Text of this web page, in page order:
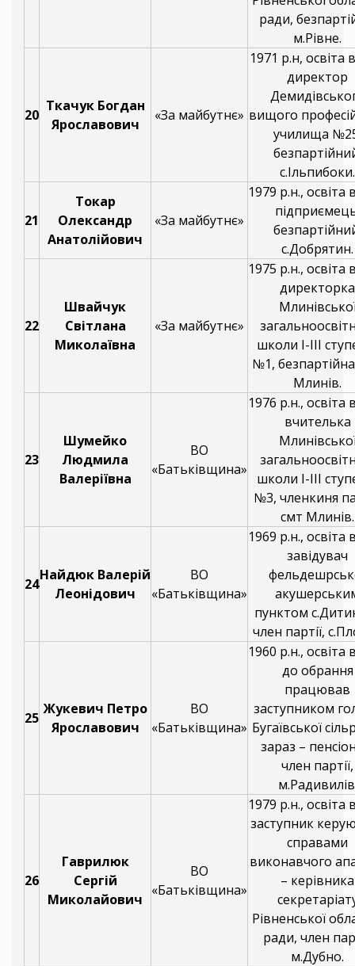
ради,
м.Рівне.
20
Ткачук Богдан
Ярославович
«За майбутнє»
1971 р.н, освіта
директор
вищого
училища
с.Ільпибоки.
21
Токар
Олександр
Анатолійович
«За майбутнє»
1979 р.н.,
с.Добрятин.
22
Швайчук
Світлана
Миколаївна
«За майбутнє»
1975 р.н.,
директорка
школи І-ІІІ
№1,
Млинів.
23
Шумейко
Людмила
Валеріївна
ВО
«Батьківщина»
1976 р.н.,
вчителька
школи І-ІІІ
№3, членкиня
смт Млинів.
24
Найдюк Валерій
Леонідович
ВО
«Батьківщина»
1969 р.н.,
завідувач
пунктом
член партії,
25
Жукевич Петро
Ярославович
ВО
«Батьківщина»
1960 р.н.,
до обрання
працював
заступником
Бугаївської
зараз –
член партії,
26
Гаврилюк
Сергій
Миколайович
ВО
«Батьківщина»
1979 р.н.,
заступник
справами
виконавчого
– керівника
Рівненської
ради, член
м.Дубно.